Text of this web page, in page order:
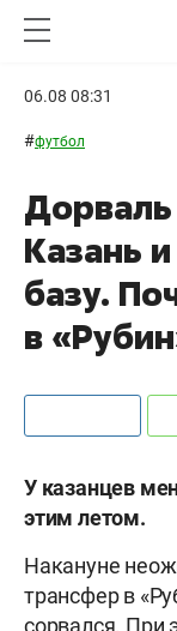
06.08 08:31
#футбол
Казань
базу.
в
У казанцев
этим летом.
Накануне
трансфер в
сорвался. При